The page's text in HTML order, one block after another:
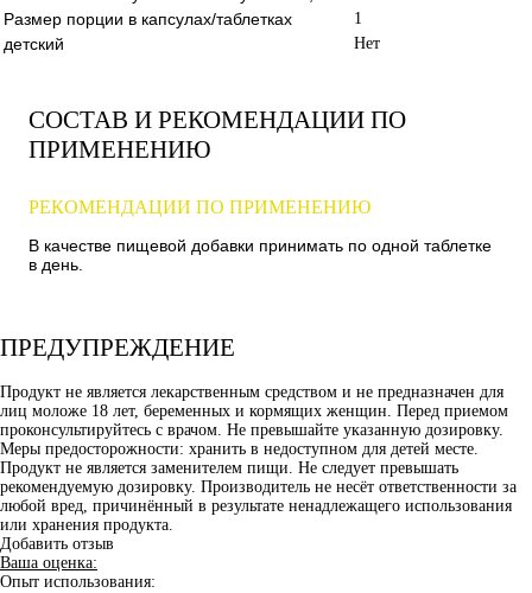
Размер порции в капсулах/таблетках 1
детский Нет
СОСТАВ И РЕКОМЕНДАЦИИ ПО
ПРИМЕНЕНИЮ
РЕКОМЕНДАЦИИ ПО ПРИМЕНЕНИЮ
В качестве пищевой добавки принимать по одной таблетке
в день.
ПРЕДУПРЕЖДЕНИЕ
Продукт не является лекарственным средством и не предназначен для
лиц моложе 18 лет, беременных и кормящих женщин. Перед приемом
проконсультируйтесь с врачом. Не превышайте указанную дозировку.
Меры предосторожности: хранить в недоступном для детей месте.
Продукт не является заменителем пищи. Не следует превышать
рекомендуемую дозировку. Производитель не несёт ответственности за
любой вред, причинённый в результате ненадлежащего использования
или хранения продукта.
Добавить отзыв
Ваша оценка:
Опыт использования: